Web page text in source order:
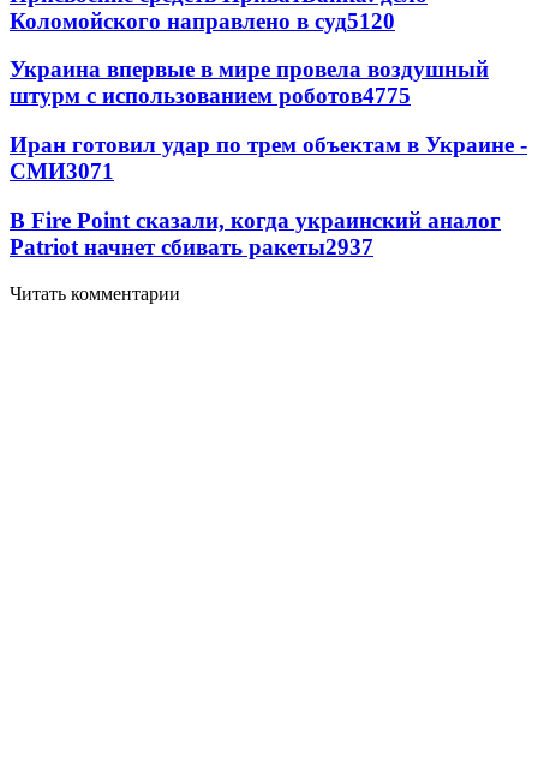
Коломойского направлено в суд5120
Украина впервые в мире провела воздушный
штурм с использованием роботов4775
Иран готовил удар по трем объектам в Украине -
СМИ3071
В Fire Point сказали, когда украинский аналог
Patriot начнет сбивать ракеты2937
Читать комментарии